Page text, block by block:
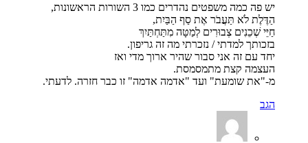
יש פה כמה משפטים נהדרים כמו 3 השורות הראשונות,
הַדֶּלֶת לֹא תַּעֲבֹר אֶת סַף הַבַּיִת,
חַיֵּי שְׁכֵנִים צְבוּרִים לְמַטָּה מִתַּחְתַּיִךְ
בזכותך למדתי / נזכרתי מה זה גריפון.
יחד עם זה אני סבור שהיר ארוך מדי ואז
העצמה קצת מתמסמסת.
מ-"את שומעת" ועד "אדמה אדמה" זו כבר חזרה. לדעתי.
הגב